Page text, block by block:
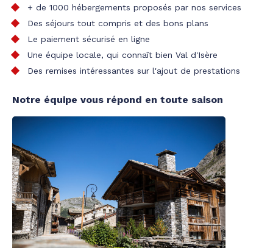
+ de 1000 hébergements proposés par nos services
Des séjours tout compris et des bons plans
Le paiement sécurisé en ligne
Une équipe locale, qui connaît bien Val d'Isère
Des remises intéressantes sur l'ajout de prestations
Notre équipe vous répond en toute saison